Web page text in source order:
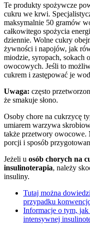
Te produkty spożywcze
cukru we krwi.
maksymalnie 50 gramów
całkowitego spożycia
dziennie. Wolne cukry
żywności i napojów, jak
miodzie, syropach, sokach
owocowych. Jeśli to
cukrem i zastępować je
Uwaga: często
że smakuje słono.
Osoby chore na cukrzycę
umiarem warzywa
także przetwory owocowe.
porcji i sposób
Jeżeli u osób chorych na
insulinoterapia, należy
insuliny.
Tutaj można
przypadku
Informacje o tym,
intensywnej